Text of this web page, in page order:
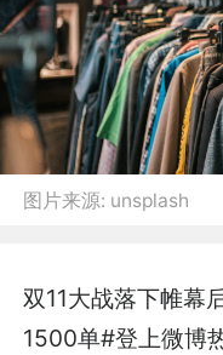
图片来源: unsplash
双11大战落下帷幕
1500单#登上微博